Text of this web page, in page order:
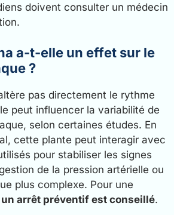
doivent consulter un médecin
a-t-elle un effet sur le
?
pas directement le rythme
peut influencer la variabilité de
selon certaines études. En
cette plante peut interagir avec
pour stabiliser les signes
de la pression artérielle ou
plus complexe. Pour une
un arrêt préventif est conseillé.